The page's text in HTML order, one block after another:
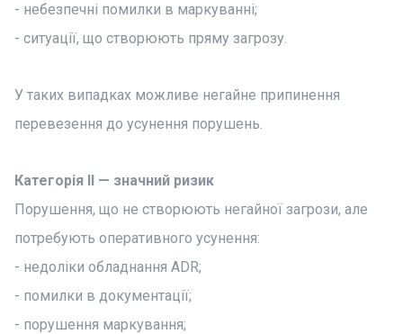
- небезпечні помилки в маркуванні;
- ситуації, що створюють пряму загрозу.
У таких випадках можливе негайне припинення
перевезення до усунення порушень.
Категорія II — значний ризик
Порушення, що не створюють негайної загрози, але
потребують оперативного усунення:
- недоліки обладнання ADR;
- помилки в документації;
- порушення маркування;